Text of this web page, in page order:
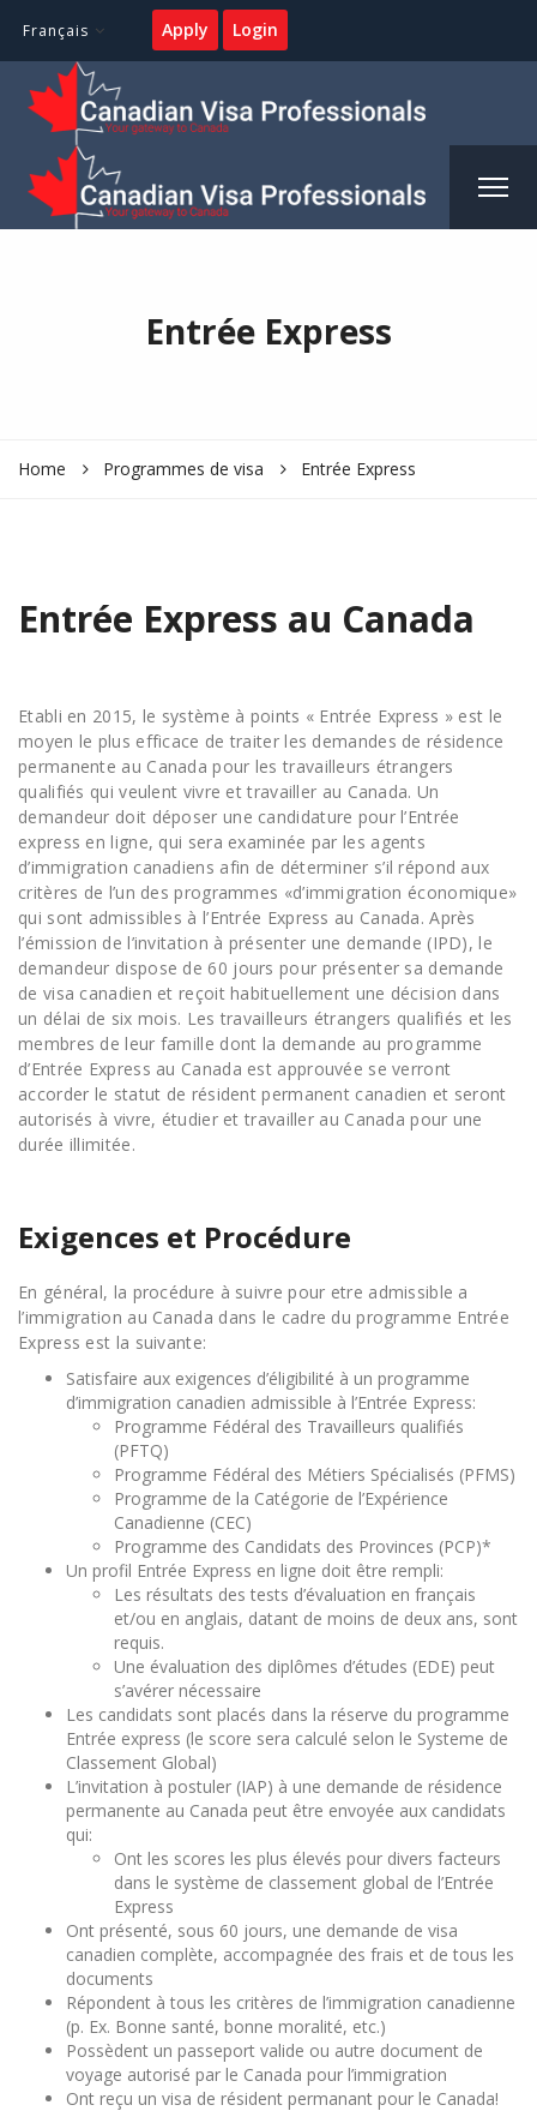
Français Apply Login
Entrée Express
Home Programmes de visa Entrée Express
Entrée Express au Canada
Etabli en 2015, le système à points « Entrée Express » est le
moyen le plus efficace de traiter les demandes de résidence
permanente au Canada pour les travailleurs étrangers
qualifiés qui veulent vivre et travailler au Canada. Un
demandeur doit déposer une candidature pour l’Entrée
express en ligne, qui sera examinée par les agents
d’immigration canadiens afin de déterminer s’il répond aux
critères de l’un des programmes «d’immigration économique»
qui sont admissibles à l’Entrée Express au Canada. Après
l’émission de l’invitation à présenter une demande (IPD), le
demandeur dispose de 60 jours pour présenter sa demande
de visa canadien et reçoit habituellement une décision dans
un délai de six mois. Les travailleurs étrangers qualifiés et les
membres de leur famille dont la demande au programme
d’Entrée Express au Canada est approuvée se verront
accorder le statut de résident permanent canadien et seront
autorisés à vivre, étudier et travailler au Canada pour une
durée illimitée.
Exigences et Procédure
En général, la procédure à suivre pour etre admissible a
l’immigration au Canada dans le cadre du programme Entrée
Express est la suivante:
Satisfaire aux exigences d’éligibilité à un programme
d’immigration canadien admissible à l’Entrée Express:
Programme Fédéral des Travailleurs qualifiés
(PFTQ)
Programme Fédéral des Métiers Spécialisés (PFMS)
Programme de la Catégorie de l’Expérience
Canadienne (CEC)
Programme des Candidats des Provinces (PCP)*
Un profil Entrée Express en ligne doit être rempli:
Les résultats des tests d’évaluation en français
et/ou en anglais, datant de moins de deux ans, sont
requis.
Une évaluation des diplômes d’études (EDE) peut
s’avérer nécessaire
Les candidats sont placés dans la réserve du programme
Entrée express (le score sera calculé selon le Systeme de
Classement Global)
L’invitation à postuler (IAP) à une demande de résidence
permanente au Canada peut être envoyée aux candidats
qui:
Ont les scores les plus élevés pour divers facteurs
dans le système de classement global de l’Entrée
Express
Ont présenté, sous 60 jours, une demande de visa
canadien complète, accompagnée des frais et de tous les
documents
Répondent à tous les critères de l’immigration canadienne
(p. Ex. Bonne santé, bonne moralité, etc.)
Possèdent un passeport valide ou autre document de
voyage autorisé par le Canada pour l’immigration
Ont reçu un visa de résident permanant pour le Canada!